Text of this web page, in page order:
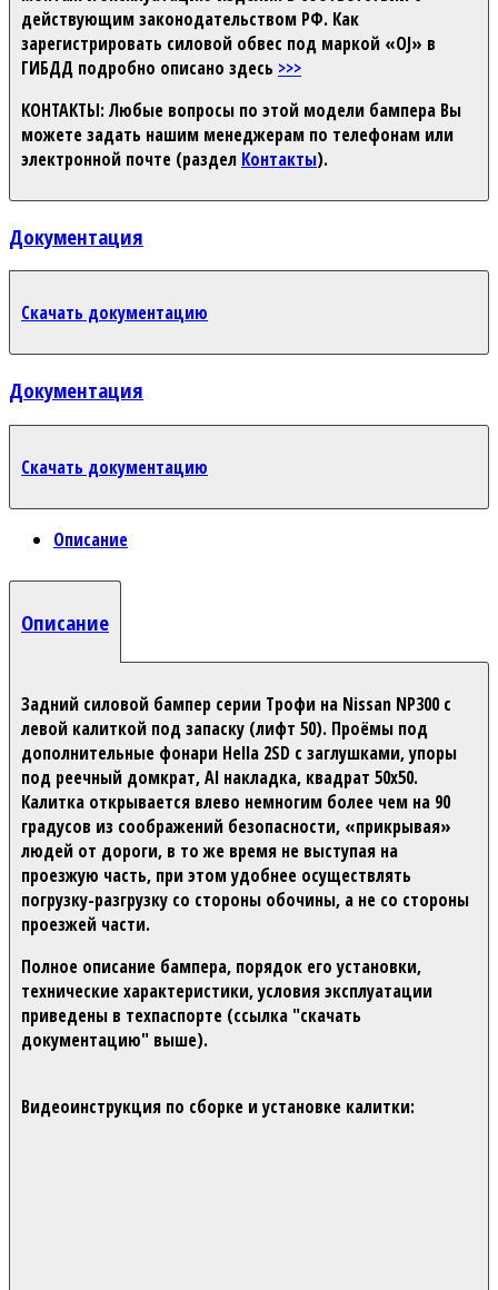
действующим законодательством РФ. Как
зарегистрировать силовой обвес под маркой «OJ» в
ГИБДД подробно описано здесь >>>
КОНТАКТЫ: Любые вопросы по этой модели бампера Вы
можете задать нашим менеджерам по телефонам или
электронной почте (раздел Контакты).
Документация
Скачать документацию
Документация
Скачать документацию
Описание
Описание
Задний силовой бампер серии Трофи на Nissan NP300 с
левой калиткой под запаску (лифт 50). Проёмы под
дополнительные фонари Hella 2SD с заглушками, упоры
под реечный домкрат, Al накладка, квадрат 50х50.
Калитка открывается влево немногим более чем на 90
градусов из соображений безопасности, «прикрывая»
людей от дороги, в то же время не выступая на
проезжую часть, при этом удобнее осуществлять
погрузку-разгрузку со стороны обочины, а не со стороны
проезжей части.
Полное описание бампера, порядок его установки,
технические характеристики, условия эксплуатации
приведены в техпаспорте (ссылка "скачать
документацию" выше).
Видеоинструкция по сборке и установке калитки: